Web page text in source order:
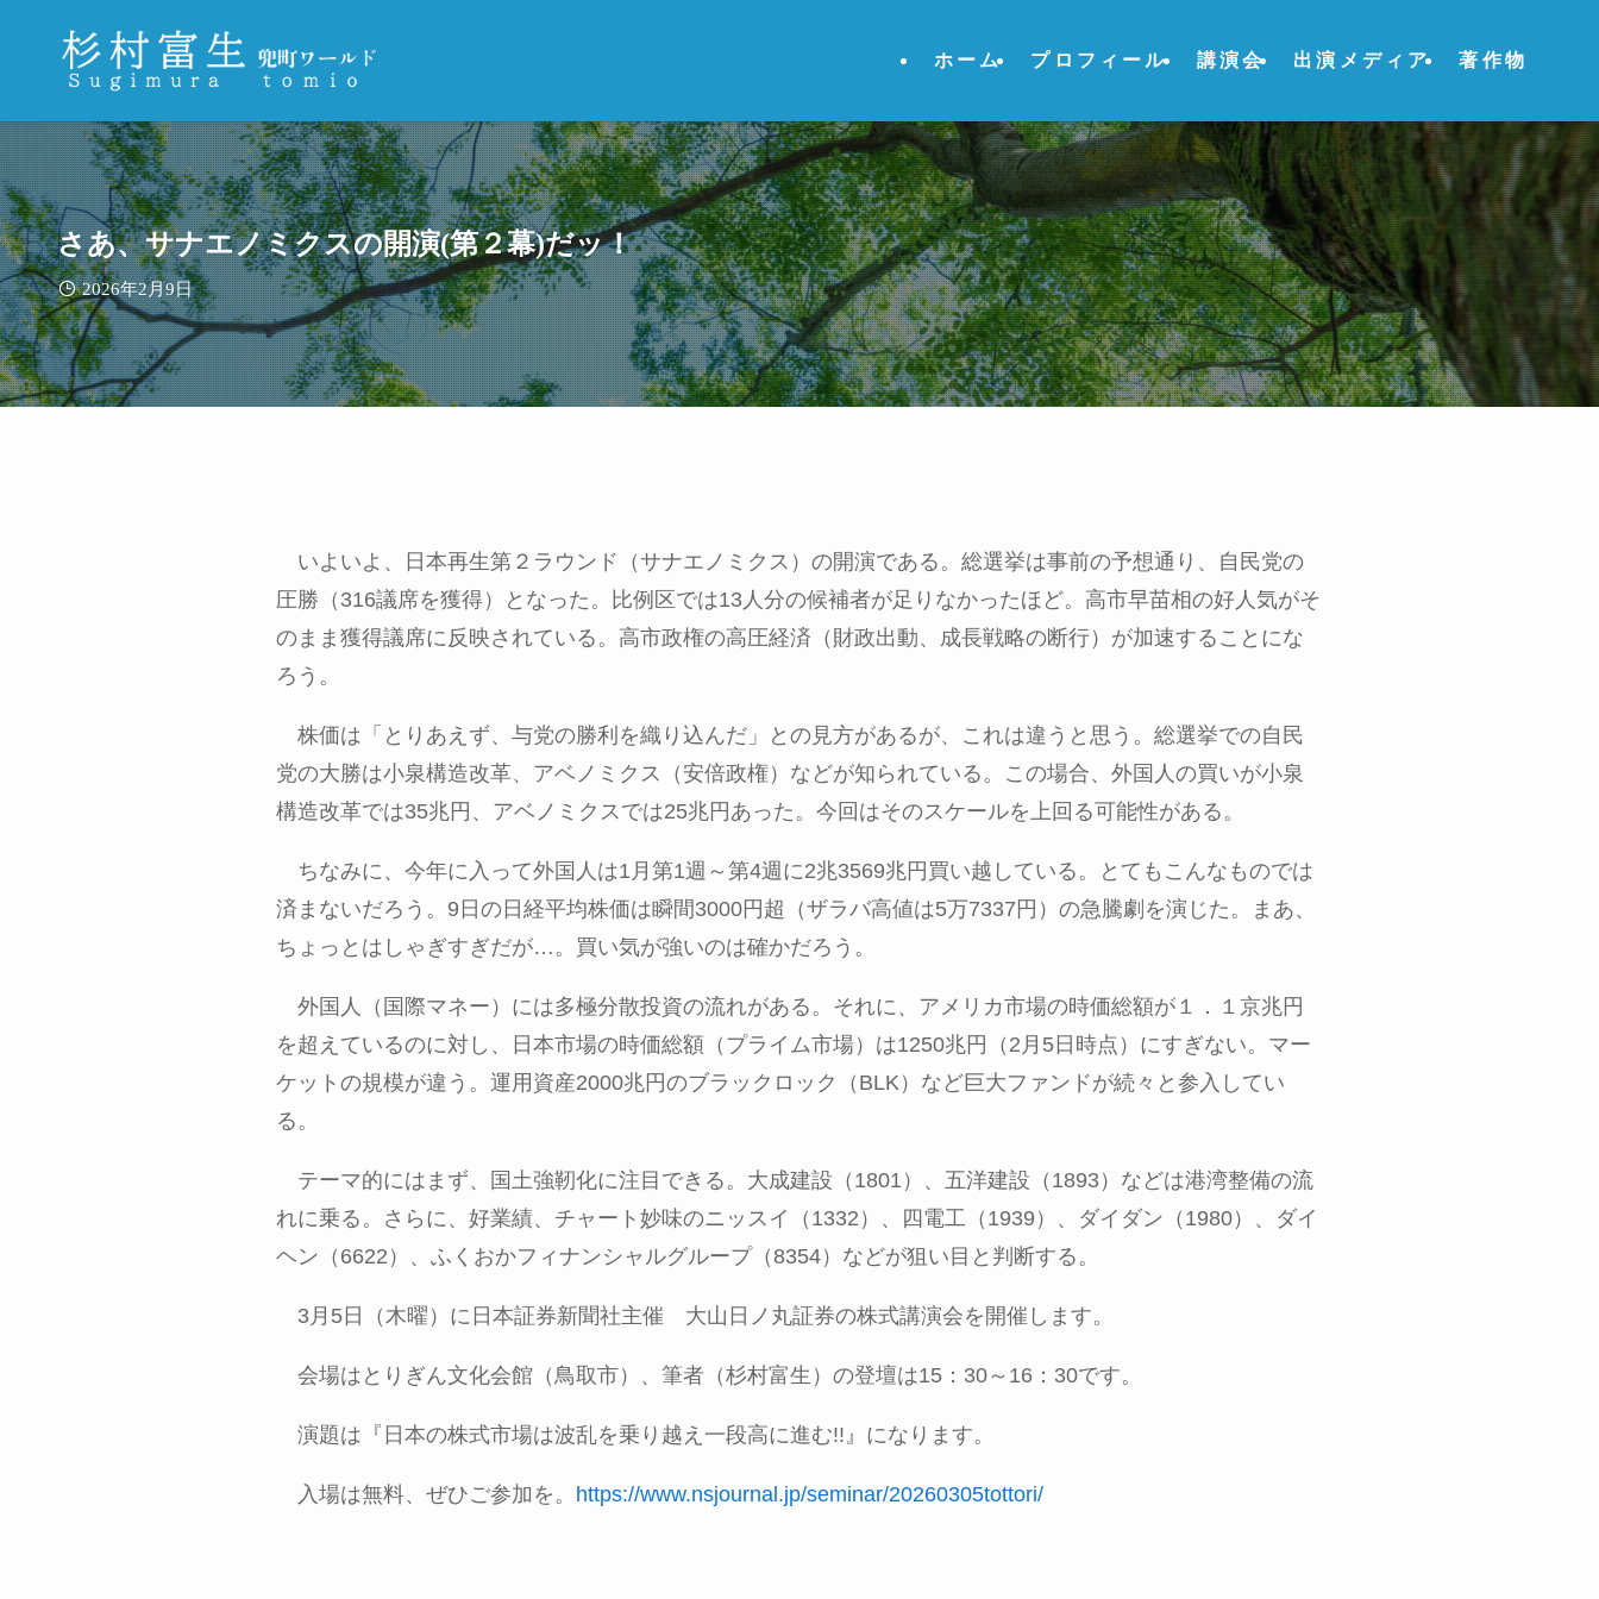
ホーム プロフィール 講演会 出演メディア 著作物
さあ、サナエノミクスの開演(第２幕)だッ！
2026年2月9日
いよいよ、日本再生第２ラウンド（サナエノミクス）の開演である。総選挙は事前の予想通り、自民党の
圧勝（316議席を獲得）となった。比例区では13人分の候補者が足りなかったほど。高市早苗相の好人気がそ
のまま獲得議席に反映されている。高市政権の高圧経済（財政出動、成長戦略の断行）が加速することにな
ろう。
株価は「とりあえず、与党の勝利を織り込んだ」との見方があるが、これは違うと思う。総選挙での自民
党の大勝は小泉構造改革、アベノミクス（安倍政権）などが知られている。この場合、外国人の買いが小泉
構造改革では35兆円、アベノミクスでは25兆円あった。今回はそのスケールを上回る可能性がある。
ちなみに、今年に入って外国人は1月第1週～第4週に2兆3569兆円買い越している。とてもこんなものでは
済まないだろう。9日の日経平均株価は瞬間3000円超（ザラバ高値は5万7337円）の急騰劇を演じた。まあ、
ちょっとはしゃぎすぎだが…。買い気が強いのは確かだろう。
外国人（国際マネー）には多極分散投資の流れがある。それに、アメリカ市場の時価総額が１．１京兆円
を超えているのに対し、日本市場の時価総額（プライム市場）は1250兆円（2月5日時点）にすぎない。マー
ケットの規模が違う。運用資産2000兆円のブラックロック（BLK）など巨大ファンドが続々と参入してい
る。
テーマ的にはまず、国土強靭化に注目できる。大成建設（1801）、五洋建設（1893）などは港湾整備の流
れに乗る。さらに、好業績、チャート妙味のニッスイ（1332）、四電工（1939）、ダイダン（1980）、ダイ
ヘン（6622）、ふくおかフィナンシャルグループ（8354）などが狙い目と判断する。
3月 5 日（木曜）に日本証券新聞社主催 大山日ノ丸証券の株式講演会を開催します。
会場はとりぎん文化会館（鳥取市）、筆者（杉村富生）の登壇は15 ： 30～ 16 ： 30です。
演題は『日本の株式市場は波乱を乗り越え一段高に進む!!』になります。
入場は無料、ぜひご参加を。 https://www.nsjournal.jp/seminar/20260305tottori/